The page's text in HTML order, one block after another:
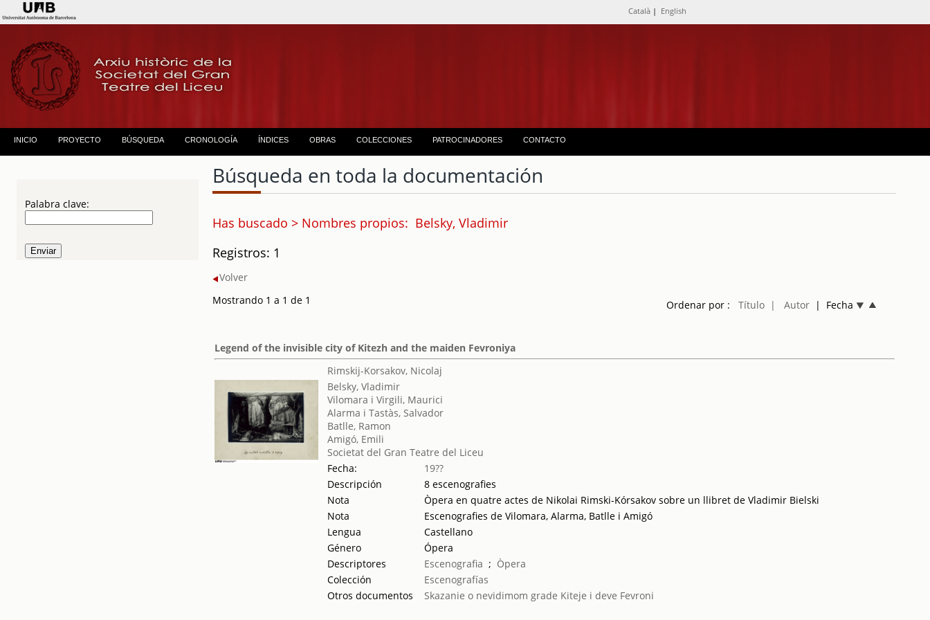
Català | English
INICIO PROYECTO BÚSQUEDA CRONOLOGÍA ÍNDICES OBRAS COLECCIONES PATROCINADORES CONTACTO
Palabra clave:
Búsqueda en toda la documentación
Has buscado > Nombres propios: Belsky, Vladimir
Registros: 1
Volver
Mostrando 1 a 1 de 1
Ordenar por : Título | Autor| Fecha
Legend of the invisible city of Kitezh and the maiden Fevroniya
Rimskij-Korsakov, Nicolaj
Belsky, Vladimir
Vilomara i Virgili, Maurici
Alarma i Tastàs, Salvador
Batlle, Ramon
Amigó, Emili
Societat del Gran Teatre del Liceu
Fecha:
19??
Descripción
8 escenografies
Nota
Òpera en quatre actes de Nikolai Rimski-Kórsakov sobre un llibret de Vladimir Bielski
Nota
Escenografies de Vilomara, Alarma, Batlle i Amigó
Lengua
Castellano
Género
Ópera
Descriptores
Escenografia ; Òpera
Colección
Escenografías
Otros documentos
Skazanie o nevidimom grade Kiteje i deve Fevroni